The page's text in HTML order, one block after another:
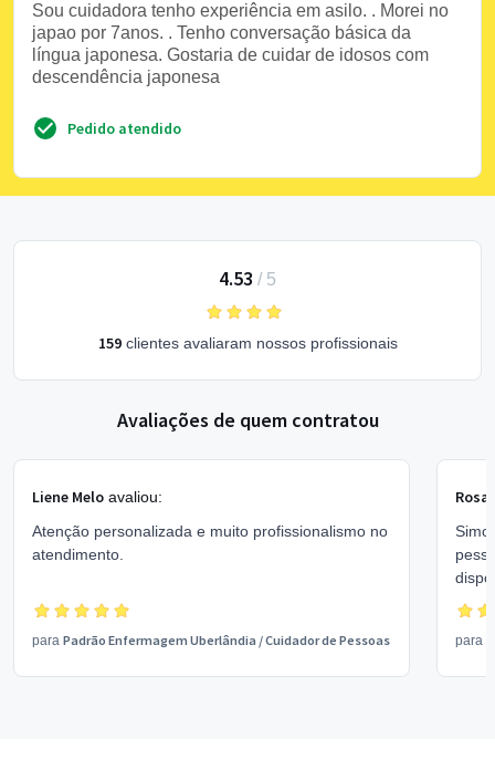
Sou cuidadora tenho experiência em asilo. . Morei no
japao por 7anos. . Tenho conversação básica da
língua japonesa. Gostaria de cuidar de idosos com
descendência japonesa
Pedido atendido
4.53 / 5
159clientes avaliaram nossos profissionais
Avaliações de quem contratou
Liene Melo avaliou:
Atenção personalizada e muito profissionalismo no
atendimento.
para Padrão Enfermagem Uberlândia /Cuidador de Pessoas para